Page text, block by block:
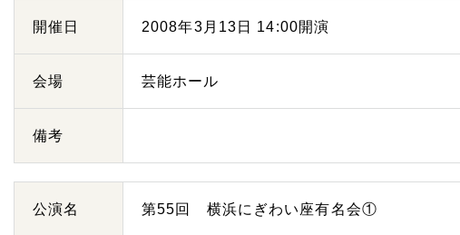
開催日 2008年3月13日 14:00開演
会場 芸能ホール
備考
公演名 第55回 横浜にぎわい座有名会①